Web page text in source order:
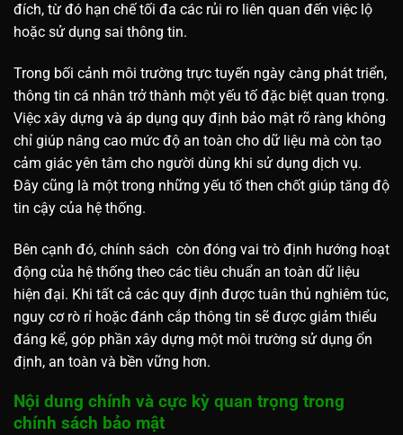
đích, từ đó hạn chế tối đa các rủi ro liên quan đến việc lộ
hoặc sử dụng sai thông tin.
Trong bối cảnh môi trường trực tuyến ngày càng phát triển,
thông tin cá nhân trở thành một yếu tố đặc biệt quan trọng.
Việc xây dựng và áp dụng quy định bảo mật rõ ràng không
chỉ giúp nâng cao mức độ an toàn cho dữ liệu mà còn tạo
cảm giác yên tâm cho người dùng khi sử dụng dịch vụ.
Đây cũng là một trong những yếu tố then chốt giúp tăng độ
tin cậy của hệ thống.
Bên cạnh đó, chính sách còn đóng vai trò định hướng hoạt
động của hệ thống theo các tiêu chuẩn an toàn dữ liệu
hiện đại. Khi tất cả các quy định được tuân thủ nghiêm túc,
nguy cơ rò rỉ hoặc đánh cắp thông tin sẽ được giảm thiểu
đáng kể, góp phần xây dựng một môi trường sử dụng ổn
định, an toàn và bền vững hơn.
Nội dung chính và cực kỳ quan trọng trong
chính sách bảo mật